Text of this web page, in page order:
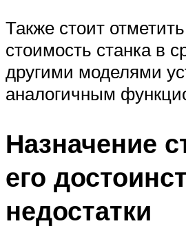
Также стоит
стоимость станка в
другими моделями
аналогичным
Назначение
его
недостатки